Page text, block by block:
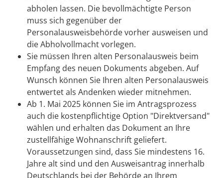
abholen lassen. Die bevollmächtigte Person
muss sich gegenüber der
Personalausweisbehörde vorher ausweisen und
die Abholvollmacht vorlegen.
Sie müssen Ihren alten Personalausweis beim
Empfang des neuen Dokuments abgeben. Auf
Wunsch können Sie Ihren alten Personalausweis
entwertet als Andenken wieder mitnehmen.
Ab 1. Mai 2025 können Sie im Antragsprozess
auch die kostenpflichtige Option "Direktversand"
wählen und erhalten das Dokument an Ihre
zustellfähige Wohnanschrift geliefert.
Voraussetzungen sind, dass Sie mindestens 16.
Jahre alt sind und den Ausweisantrag innerhalb
Deutschlands bei der Behörde an Ihrem